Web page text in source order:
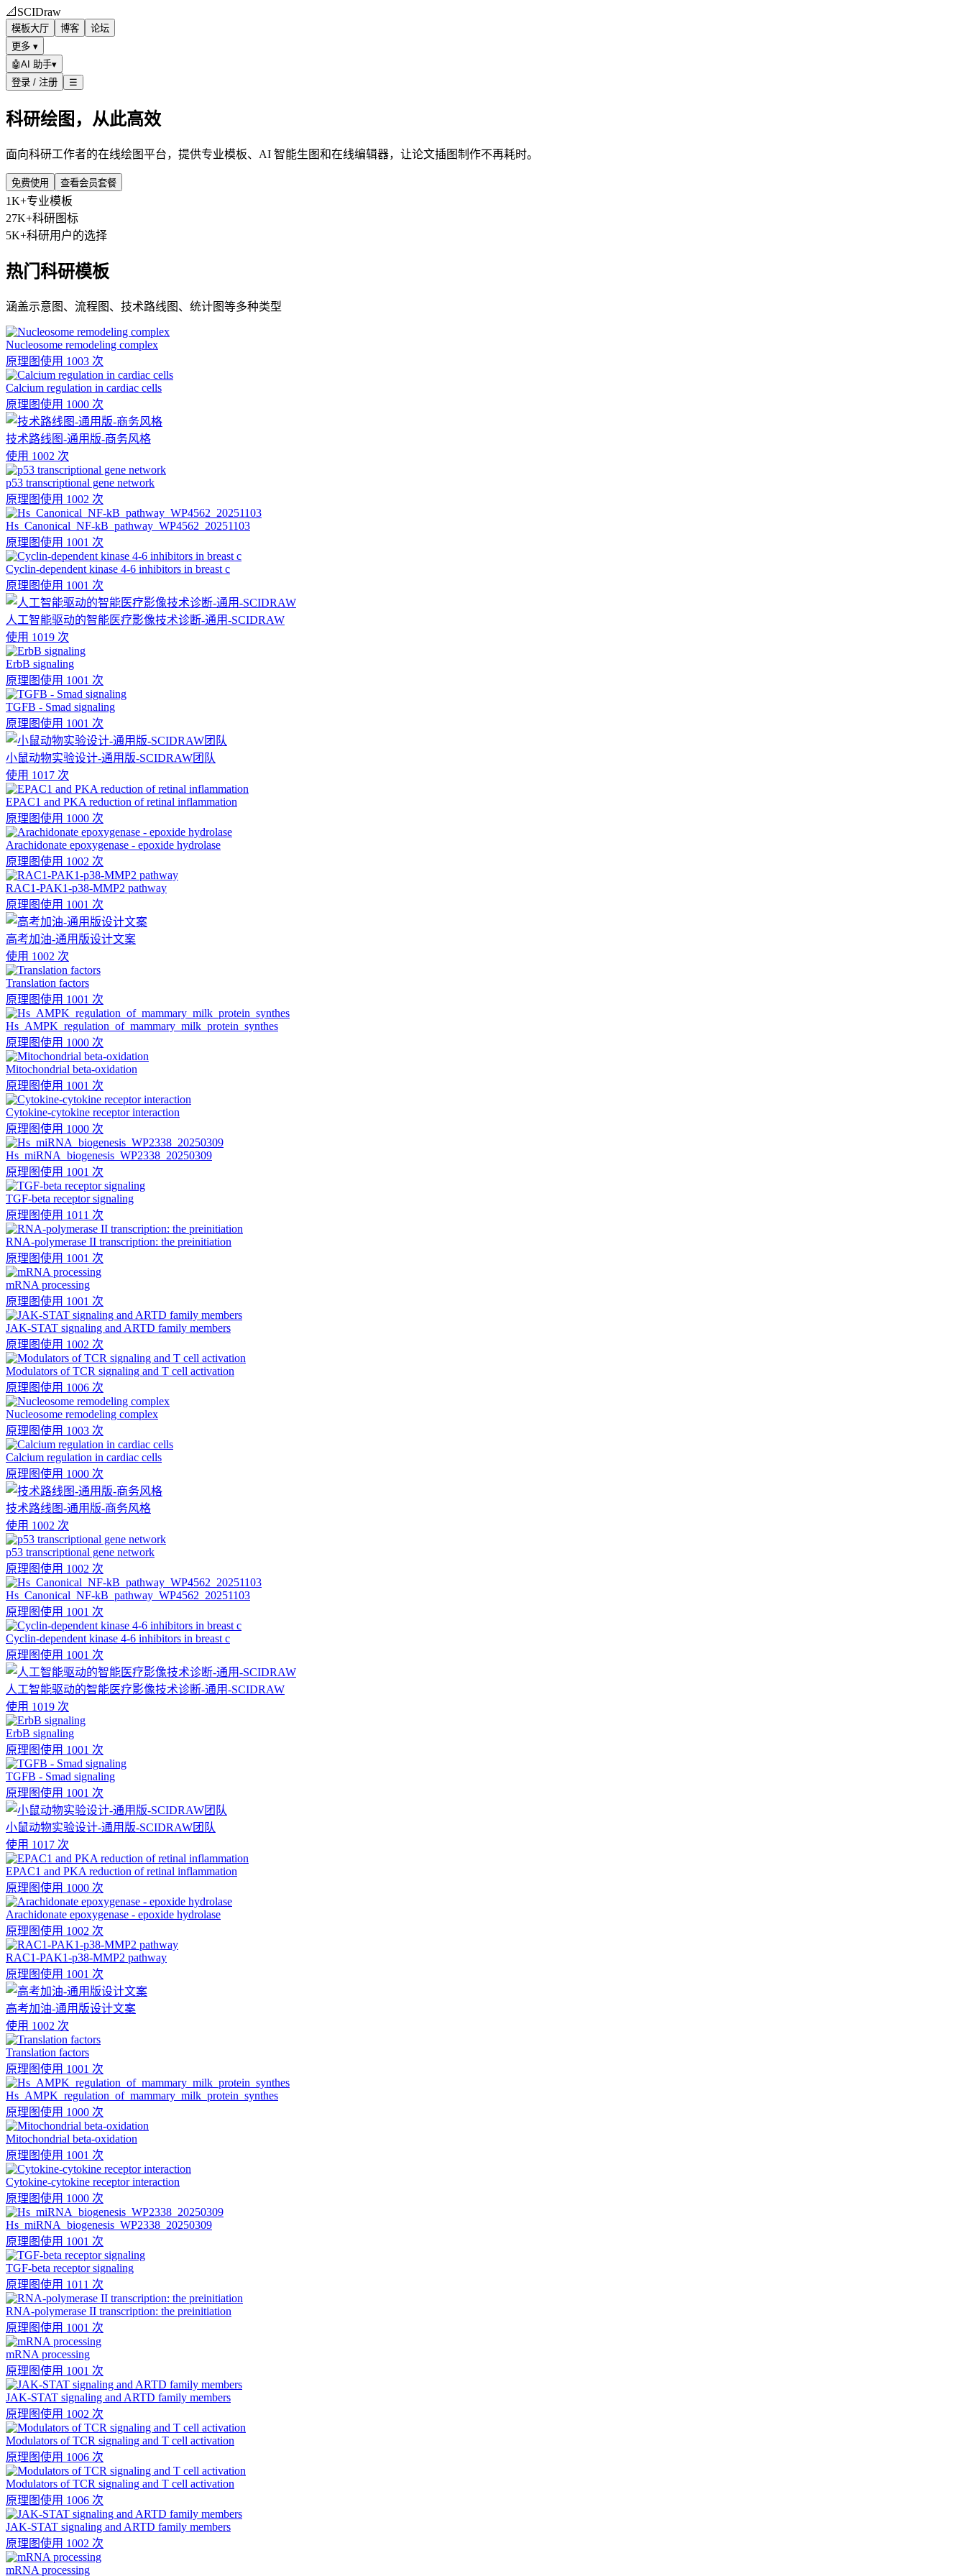
📐 SCIDraw
模板大厅 博客
论坛
更多 ▾
🤖AI 助手▾
登录 / 注册
☰
科研绘图，从此高效
面向科研工作者的在线绘图平台，提供专业模板、AI 智能生图和在线编辑器，让论文插图制作不再耗时。
免费使用 查看会员套餐
1K+专业模板
27K+科研图标
5K+科研用户的选择
热门科研模板
涵盖示意图、流程图、技术路线图、统计图等多种类型
Nucleosome remodeling complex
原理图使用 1003 次
Calcium regulation in cardiac cells
原理图使用 1000 次
技术路线图-通用版-商务风格
使用 1002 次
p53 transcriptional gene network
原理图使用 1002 次
Hs_Canonical_NF-kB_pathway_WP4562_20251103
原理图使用 1001 次
Cyclin-dependent kinase 4-6 inhibitors in breast c
原理图使用 1001 次
人工智能驱动的智能医疗影像技术诊断-通用-SCIDRAW
使用 1019 次
ErbB signaling
原理图使用 1001 次
TGFB - Smad signaling
原理图使用 1001 次
小鼠动物实验设计-通用版-SCIDRAW团队
使用 1017 次
EPAC1 and PKA reduction of retinal inflammation
原理图使用 1000 次
Arachidonate epoxygenase - epoxide hydrolase
原理图使用 1002 次
RAC1-PAK1-p38-MMP2 pathway
原理图使用 1001 次
高考加油-通用版设计文案
使用 1002 次
Translation factors
原理图使用 1001 次
Hs_AMPK_regulation_of_mammary_milk_protein_synthes
原理图使用 1000 次
Mitochondrial beta-oxidation
原理图使用 1001 次
Cytokine-cytokine receptor interaction
原理图使用 1000 次
Hs_miRNA_biogenesis_WP2338_20250309
原理图使用 1001 次
TGF-beta receptor signaling
原理图使用 1011 次
RNA-polymerase II transcription: the preinitiation
原理图使用 1001 次
mRNA processing
原理图使用 1001 次
JAK-STAT signaling and ARTD family members
原理图使用 1002 次
Modulators of TCR signaling and T cell activation
原理图使用 1006 次
Nucleosome remodeling complex
原理图使用 1003 次
Calcium regulation in cardiac cells
原理图使用 1000 次
技术路线图-通用版-商务风格
使用 1002 次
p53 transcriptional gene network
原理图使用 1002 次
Hs_Canonical_NF-kB_pathway_WP4562_20251103
原理图使用 1001 次
Cyclin-dependent kinase 4-6 inhibitors in breast c
原理图使用 1001 次
人工智能驱动的智能医疗影像技术诊断-通用-SCIDRAW
使用 1019 次
ErbB signaling
原理图使用 1001 次
TGFB - Smad signaling
原理图使用 1001 次
小鼠动物实验设计-通用版-SCIDRAW团队
使用 1017 次
EPAC1 and PKA reduction of retinal inflammation
原理图使用 1000 次
Arachidonate epoxygenase - epoxide hydrolase
原理图使用 1002 次
RAC1-PAK1-p38-MMP2 pathway
原理图使用 1001 次
高考加油-通用版设计文案
使用 1002 次
Translation factors
原理图使用 1001 次
Hs_AMPK_regulation_of_mammary_milk_protein_synthes
原理图使用 1000 次
Mitochondrial beta-oxidation
原理图使用 1001 次
Cytokine-cytokine receptor interaction
原理图使用 1000 次
Hs_miRNA_biogenesis_WP2338_20250309
原理图使用 1001 次
TGF-beta receptor signaling
原理图使用 1011 次
RNA-polymerase II transcription: the preinitiation
原理图使用 1001 次
mRNA processing
原理图使用 1001 次
JAK-STAT signaling and ARTD family members
原理图使用 1002 次
Modulators of TCR signaling and T cell activation
原理图使用 1006 次
Modulators of TCR signaling and T cell activation
原理图使用 1006 次
JAK-STAT signaling and ARTD family members
原理图使用 1002 次
mRNA processing